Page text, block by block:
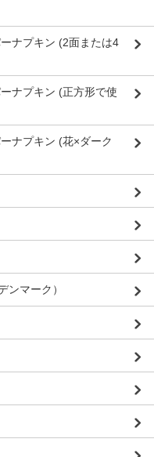
ナプキン (2面または4
ナプキン (正方形で使
ナプキン (花×ダーク
ンマーク）